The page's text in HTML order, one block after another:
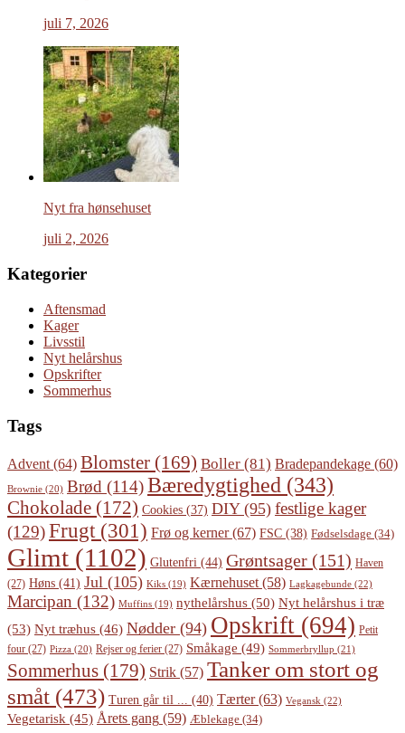
juli 7, 2026
Nyt fra hønsehuset
juli 2, 2026
Kategorier
Aftensmad
Kager
Livsstil
Nyt helårshus
Opskrifter
Sommerhus
Tags
Advent (64) Blomster (169) Boller (81) Bradepandekage (60)
Brownie (20) Brød (114)Bæredygtighed (343)
Chokolade (172) Cookies (37) DIY(95) festlige kager
(129)Frugt(301) Frø og kerner(67) FSC (38) Fødselsdage (34)
Glimt (1102) Glutenfri (44) Grøntsager (151) Haven
(27) Høns (41) Jul (105) Kiks (19) Kærnehuset (58) Lagkagebunde (22)
Marcipan (132) Muffins (19) nythelårshus (50) Nyt helårshus i træ
(53) Nyt træhus (46) Nødder (94) Opskrift (694) Petit
four (27) Pizza (20) Rejser og ferier (27) Småkage (49) Sommerbryllup (21)
Sommerhus (179) Strik (57) Tanker om stort og
småt (473) Turen går til ... (40) Tærter(63) Vegansk (22)
Vegetarisk (45) Årets gang (59) Æblekage (34)